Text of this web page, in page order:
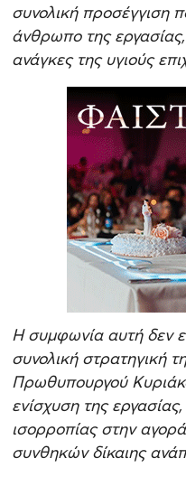
συνολική προσέγγιση
άνθρωπο της εργασίας,
ανάγκες της υγιούς
Η συμφωνία αυτή δεν
συνολική στρατηγική
Πρωθυπουργού
ενίσχυση της
ισορροπίας στην
συνθηκών δίκαιης